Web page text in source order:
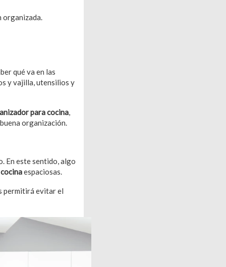
organizada.
qué va en las
y vajilla, utensilios y
para cocina,
organización.
En este sentido, algo
espaciosas.
permitirá evitar el